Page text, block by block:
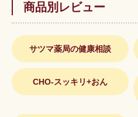
商品別レビュー
サツマ薬局の健康相談
CHO-スッキリ+おん